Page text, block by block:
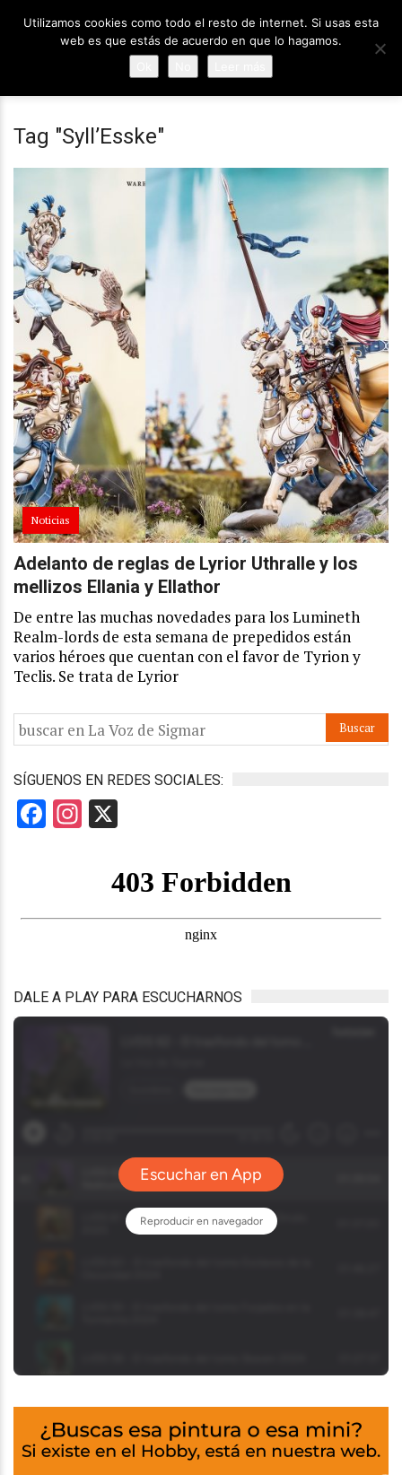
Tag "Syll’Esske"
Noticias
Adelanto de reglas de Lyrior Uthralle y los
mellizos Ellania y Ellathor
De entre las muchas novedades para los Lumineth
Realm-lords de esta semana de prepedidos están
varios héroes que cuentan con el favor de Tyrion y
Teclis. Se trata de Lyrior
SÍGUENOS EN REDES SOCIALES:
Facebook
Instagram
DALE A PLAY PARA ESCUCHARNOS
Utilizamos cookies como todo el resto de internet. Si usas esta
web es que estás de acuerdo en que lo hagamos.